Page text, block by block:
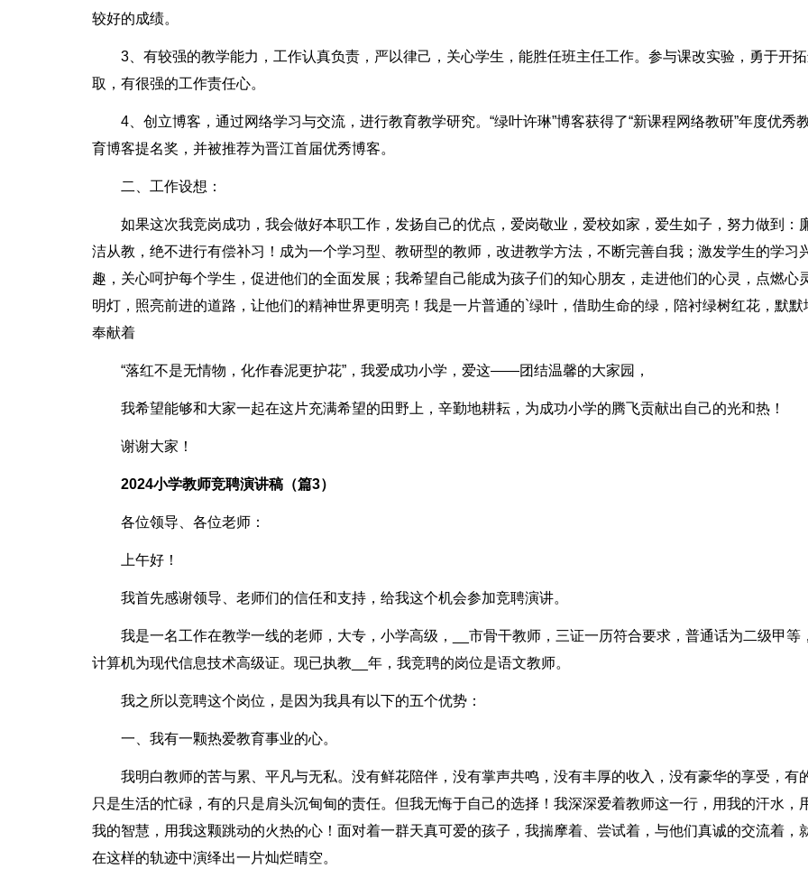
较好的成绩。
3、有较强的教学能力，工作认真负责，严以律己，关心学生，能胜任班主任工作。参与课改实验，勇于开
取，有很强的工作责任心。
4、创立博客，通过网络学习与交流，进行教育教学研究。“绿叶许琳”博客获得了“新课程网络教研”年度优秀
育博客提名奖，并被推荐为晋江首届优秀博客。
二、工作设想：
如果这次我竞岗成功，我会做好本职工作，发扬自己的优点，爱岗敬业，爱校如家，爱生如子，努力做到：
洁从教，绝不进行有偿补习！成为一个学习型、教研型的教师，改进教学方法，不断完善自我；激发学生的学习
趣，关心呵护每个学生，促进他们的全面发展；我希望自己能成为孩子们的知心朋友，走进他们的心灵，点燃心
明灯，照亮前进的道路，让他们的精神世界更明亮！我是一片普通的`绿叶，借助生命的绿，陪衬绿树红花，默默
奉献着
“落红不是无情物，化作春泥更护花”，我爱成功小学，爱这——团结温馨的大家园，
我希望能够和大家一起在这片充满希望的田野上，辛勤地耕耘，为成功小学的腾飞贡献出自己的光和热！
谢谢大家！
2024小学教师竞聘演讲稿（篇3）
各位领导、各位老师：
上午好！
我首先感谢领导、老师们的信任和支持，给我这个机会参加竞聘演讲。
我是一名工作在教学一线的老师，大专，小学高级，__市骨干教师，三证一历符合要求，普通话为二级甲等
计算机为现代信息技术高级证。现已执教__年，我竞聘的岗位是语文教师。
我之所以竞聘这个岗位，是因为我具有以下的五个优势：
一、我有一颗热爱教育事业的心。
我明白教师的苦与累、平凡与无私。没有鲜花陪伴，没有掌声共鸣，没有丰厚的收入，没有豪华的享受，有
只是生活的忙碌，有的只是肩头沉甸甸的责任。但我无悔于自己的选择！我深深爱着教师这一行，用我的汗水，
我的智慧，用我这颗跳动的火热的心！面对着一群天真可爱的孩子，我揣摩着、尝试着，与他们真诚的交流着，
在这样的轨迹中演绎出一片灿烂晴空。